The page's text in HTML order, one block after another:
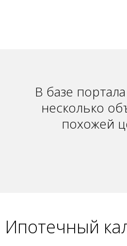
В базе
несколько
похожей
Ипотечный